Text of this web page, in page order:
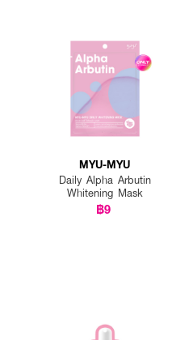
MYU-MYU
Daily Alpha Arbutin
Whitening Mask
฿9